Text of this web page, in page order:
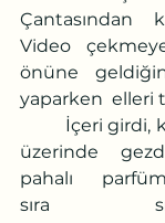
Çantasından
Video
önüne
yaparken  elleri
üzerinde
pahalı
sıra